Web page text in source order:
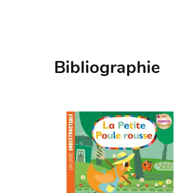
Bibliographie